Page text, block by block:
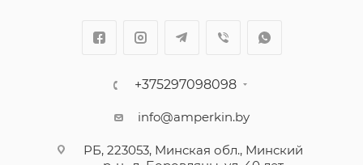
+375297098098
info@amperkin.by
РБ, 223053, Минская обл., Минский